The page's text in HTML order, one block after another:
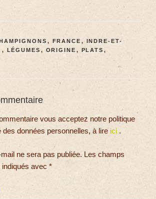
, FRANCE , INDRE-ET-
, LÉGUMES , ORIGINE , PLATS ,
vous acceptez notre politique
des données personnelles, à lire ici .
ne sera pas publiée. Les champs
avec *